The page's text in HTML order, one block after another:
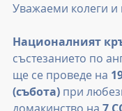
Уважаеми колеги и
Националният
състезанието по
ще се проведе на
(събота) при